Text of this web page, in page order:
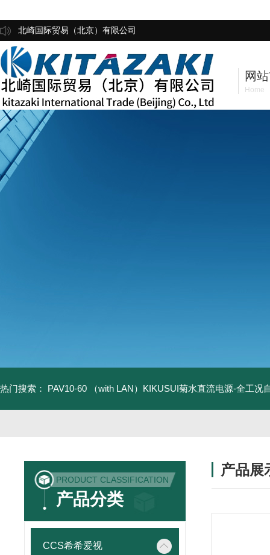
北崎国际贸易（北京）有限公司
网
Home
热门搜索： PAV10-60 （with LAN）KIKUSUI菊水直流电源-全工况
PRODUCT CLASSIFICATION
产品分类
CCS希希爱视
产品展